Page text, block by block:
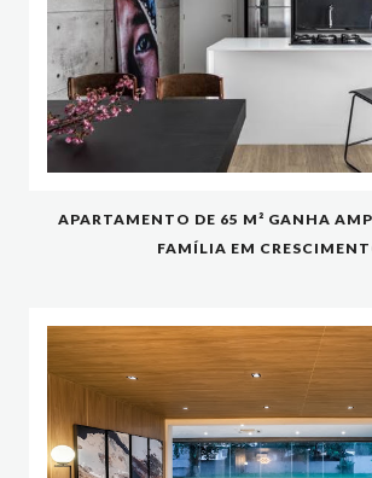
APARTAMENTO DE 65 M² GANHA
FAMÍLIA EM